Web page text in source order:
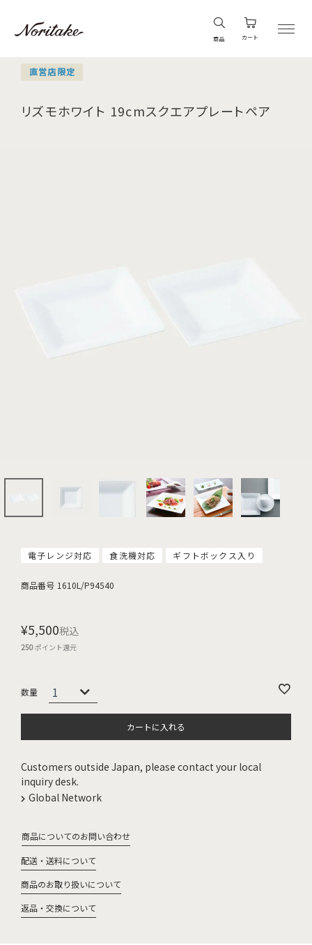
商品 カート
直営店限定
リズモホワイト 19cmスクエアプレートペア
電子レンジ対応 食洗機対応 ギフトボックス入り
商品番号 1610L/P94540
¥5,500税込
250ポイント還元
カートに入れる
Customers outside Japan, please contact your local
inquiry desk.
Global Network
商品についてのお問い合わせ
配送・送料について
商品のお取り扱いについて
返品・交換について